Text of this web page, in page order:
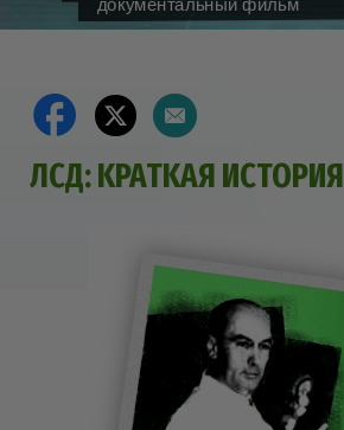
документальный фильм
ЛСД: KPATKAЯ ИCTOPИЯ